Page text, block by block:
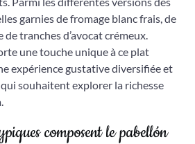
garnies de fromage blanc frais, de
tranches d’avocat crémeux.
une touche unique à ce plat
expérience gustative diversifiée et
souhaitent explorer la richesse
composent le pabellón